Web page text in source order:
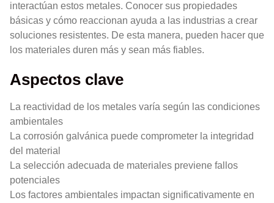
interactúan estos metales. Conocer sus propiedades
básicas y cómo reaccionan ayuda a las industrias a crear
soluciones resistentes. De esta manera, pueden hacer que
los materiales duren más y sean más fiables.
Aspectos clave
La reactividad de los metales varía según las condiciones
ambientales
La corrosión galvánica puede comprometer la integridad
del material
La selección adecuada de materiales previene fallos
potenciales
Los factores ambientales impactan significativamente en